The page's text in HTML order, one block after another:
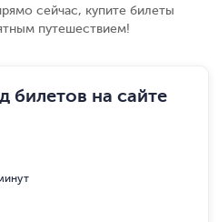
сейчас, купите билеты
путешествием!
на сайте